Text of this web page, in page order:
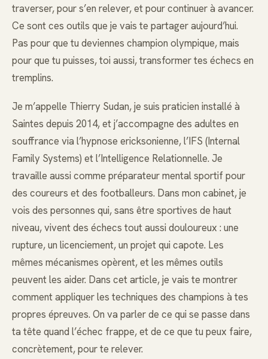
traverser, pour s’en relever, et pour continuer à avancer.
Ce sont ces outils que je vais te partager aujourd’hui.
Pas pour que tu deviennes champion olympique, mais
pour que tu puisses, toi aussi, transformer tes échecs en
tremplins.
Je m’appelle Thierry Sudan, je suis praticien installé à
Saintes depuis 2014, et j’accompagne des adultes en
souffrance via l’hypnose ericksonienne, l’IFS (Internal
Family Systems) et l’Intelligence Relationnelle. Je
travaille aussi comme préparateur mental sportif pour
des coureurs et des footballeurs. Dans mon cabinet, je
vois des personnes qui, sans être sportives de haut
niveau, vivent des échecs tout aussi douloureux : une
rupture, un licenciement, un projet qui capote. Les
mêmes mécanismes opèrent, et les mêmes outils
peuvent les aider. Dans cet article, je vais te montrer
comment appliquer les techniques des champions à tes
propres épreuves. On va parler de ce qui se passe dans
ta tête quand l’échec frappe, et de ce que tu peux faire,
concrètement, pour te relever.